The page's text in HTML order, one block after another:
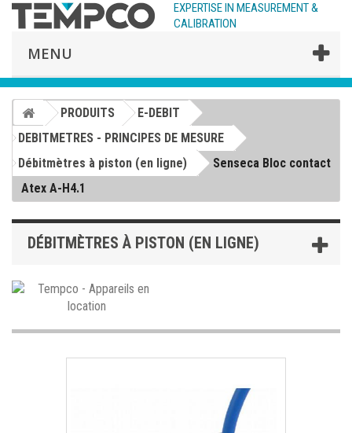
EXPERTISE IN MEASUREMENT &
CALIBRATION
MENU
PRODUITS
E-DEBIT
DEBITMETRES - PRINCIPES DE MESURE
Débitmètres à piston (en ligne)
Senseca Bloc contact
Atex A-H4.1
DÉBITMÈTRES À PISTON (EN LIGNE)